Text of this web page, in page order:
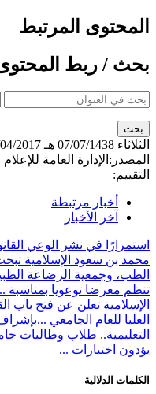
المحتوى المرتبط
بحث / ربط
الثلاثاء 07/07/1438 هـ
04/04/
المصدر: الإدارة العامة
التقييم:
أخبار مرتبطة
آخر الأخبار
استمرارًا في نشر الوعي
محمد بن سعود الإسلامية
الطب، وجمعية الرضاعة
تنظم معرضا توعويا بمناسبة
الإسلامية تعلن عن فتح باب
العليا للعام الجامعي ...
التعليمية.. طلاب وطالبات
يؤدون اختبارات ...
الكلمات الدلالية